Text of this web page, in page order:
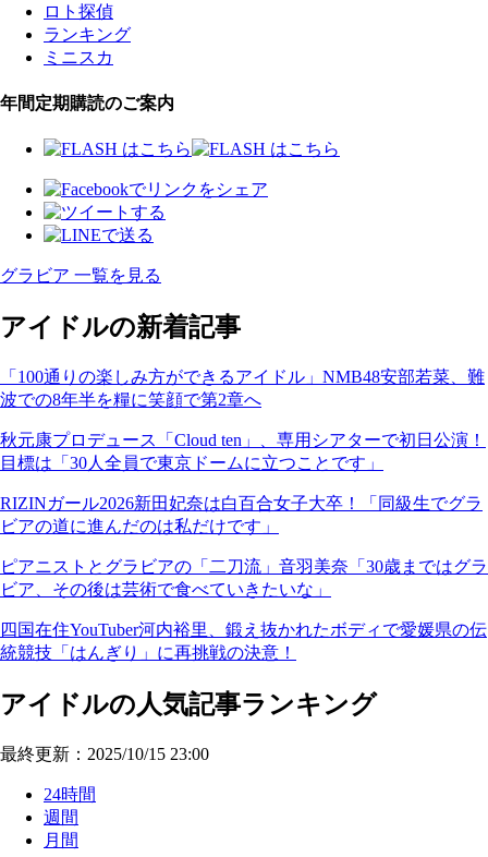
ロト探偵
ランキング
ミニスカ
年間定期購読のご案内
グラビア 一覧を見る
アイドルの新着記事
「100通りの楽しみ方ができるアイドル」NMB48安部若菜、難
波での8年半を糧に笑顔で第2章へ
秋元康プロデュース「Cloud ten」、専用シアターで初日公演！
目標は「30人全員で東京ドームに立つことです」
RIZINガール2026新田妃奈は白百合女子大卒！「同級生でグラ
ビアの道に進んだのは私だけです」
ピアニストとグラビアの「二刀流」音羽美奈「30歳まではグラ
ビア、その後は芸術で食べていきたいな」
四国在住YouTuber河内裕里、鍛え抜かれたボディで愛媛県の伝
統競技「はんぎり」に再挑戦の決意！
アイドルの人気記事ランキング
最終更新：2025/10/15 23:00
24時間
週間
月間